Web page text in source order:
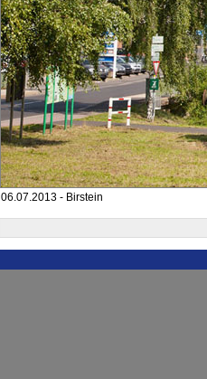
06.07.2013 - Birstein